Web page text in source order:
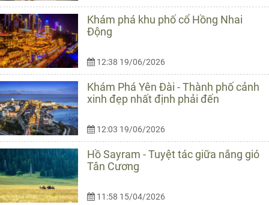
Khám phá khu phố cổ Hồng Nhai
Động
12:38 19/06/2026
Khám Phá Yên Đài - Thành phố cảnh
xinh đẹp nhất định phải đến
12:03 19/06/2026
Hồ Sayram - Tuyệt tác giữa nắng gió
Tân Cương
11:58 15/04/2026